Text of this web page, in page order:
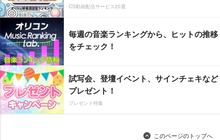
CS動画配信サービス20選
毎週の音楽ランキングから、ヒットの推移
をチェック！
試写会、登壇イベント、サインチェキなど
プレゼント！
プレゼント特集
このページのトップへ